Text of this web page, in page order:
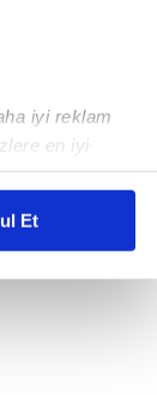
iyi reklam
en iyi
Et